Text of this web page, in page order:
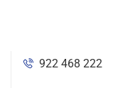
922 468 222